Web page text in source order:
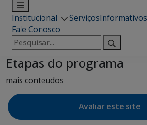
Institucional ServiçosInformativos
Fale Conosco
Pesquisar
por:
Etapas do programa
mais conteudos
Avaliar este site